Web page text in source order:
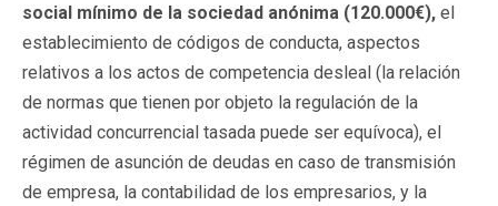
social mínimo de la sociedad anónima (120.000€), el
establecimiento de códigos de conducta, aspectos
relativos a los actos de competencia desleal (la relación
de normas que tienen por objeto la regulación de la
actividad concurrencial tasada puede ser equívoca), el
régimen de asunción de deudas en caso de transmisión
de empresa, la contabilidad de los empresarios, y la